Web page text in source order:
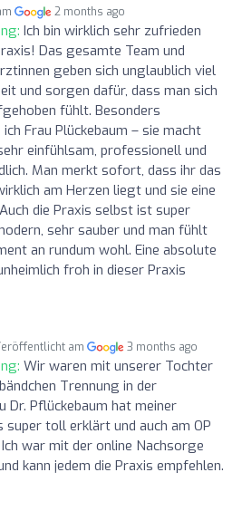
2 months ago
Ich bin wirklich sehr zufrieden
Das gesamte Team und
geben sich unglaublich viel
und sorgen dafür, dass man sich
fühlt. Besonders
Frau Plückebaum – sie macht
einfühlsam, professionell und
Man merkt sofort, dass ihr das
am Herzen liegt und sie eine
die Praxis selbst ist super
sehr sauber und man fühlt
an rundum wohl. Eine absolute
froh in dieser Praxis
am 3 months ago
Wir waren mit unserer Tochter
Trennung in der
Dr. Pflückebaum hat meiner
super toll erklärt und auch am OP
war mit der online Nachsorge
kann jedem die Praxis empfehlen.